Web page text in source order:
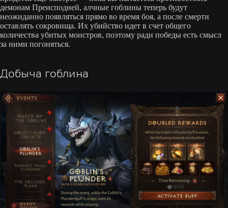
демонам Преисподней, алчные гоблины теперь будут
неожиданно появляться прямо во время боя, а после смерти
оставлять сокровища. Их убийство идет в счет общего
количества убитых монстров, поэтому ради победы есть смысл
за ними погоняться.
Добыча гоблина